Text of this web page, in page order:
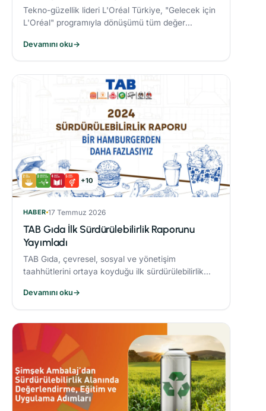
Tekno-güzellik lideri L'Oréal Türkiye, "Gelecek için
L'Oréal" programıyla dönüşümü tüm değer
Devamını oku→
+10
HABER 17 Temmuz 2026
TAB Gıda İlk Sürdürülebilirlik Raporunu
Yayımladı
TAB Gıda, çevresel, sosyal ve yönetişim
taahhütlerini ortaya koyduğu ilk sürdürülebilirlik
olan bağlılığını ortaya koydu.
Devamını oku→